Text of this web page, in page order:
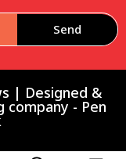
Send
| Designed &
company - Pen